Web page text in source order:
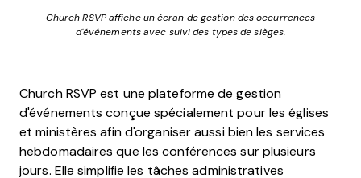
Church RSVP affiche un écran de gestion des occurrences
d'événements avec suivi des types de sièges.
Church RSVP est une plateforme de gestion
d'événements conçue spécialement pour les églises
et ministères afin d'organiser aussi bien les services
hebdomadaires que les conférences sur plusieurs
jours. Elle simplifie les tâches administratives